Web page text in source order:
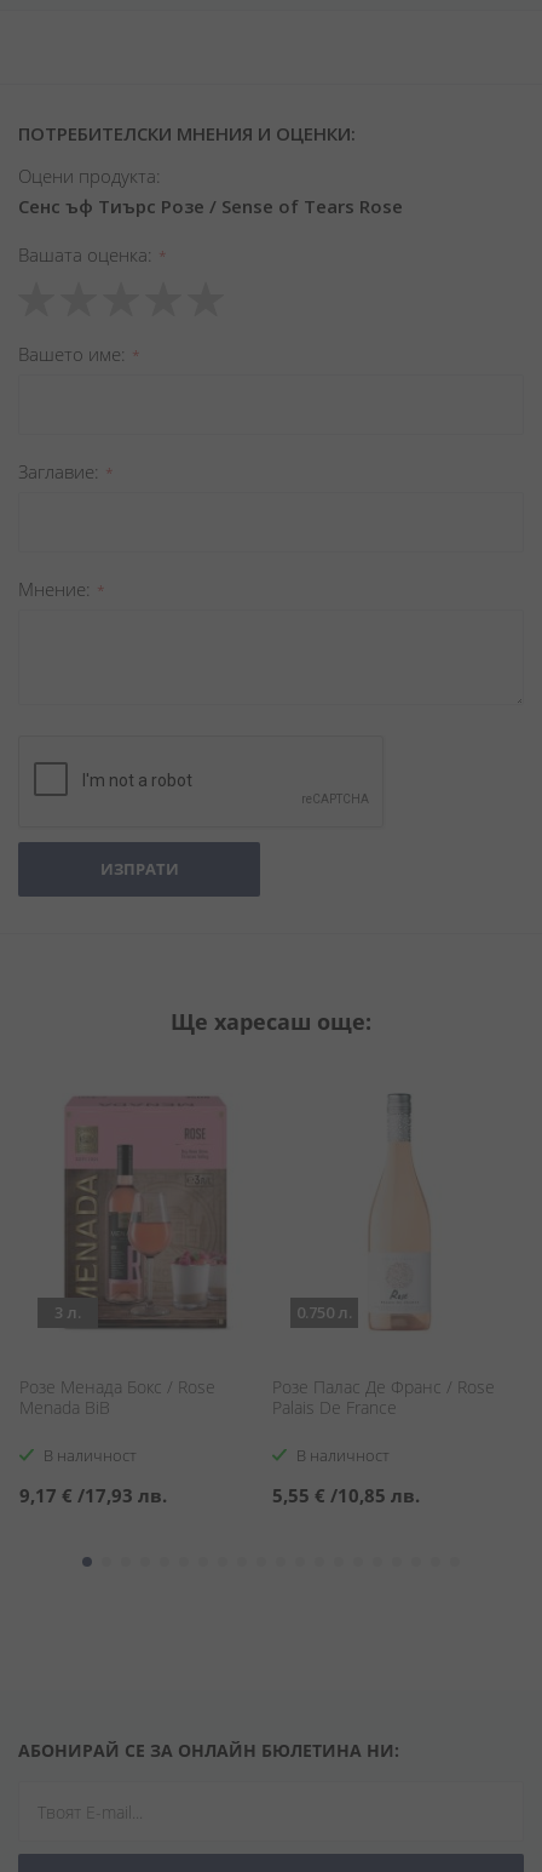
ПОТРЕБИТЕЛСКИ МНЕНИЯ И ОЦЕНКИ:
Оцени продукта:
Сенс ъф Тиърс Розе / Sense of Tears Rose
Вашата оценка
star
stars
stars
stars
stars
Вашето име
Заглавиe
Мнение
ИЗПРАТИ
Ще харесаш още:
3 л.
Розе Менада Бокс / Rose
Menada BiB
В наличност
9,17 € /17,93 лв.
0.750 л.
Розе Палас Де Франс / Rose
Palais De France
В наличност
5,55 € /10,85 лв.
АБОНИРАЙ СЕ ЗА ОНЛАЙН БЮЛЕТИНА НИ: